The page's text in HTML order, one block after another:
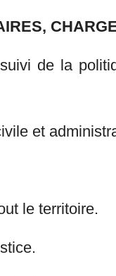
de la
et
le territoire.